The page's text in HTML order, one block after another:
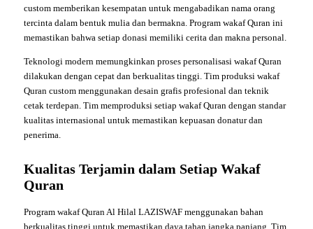
custom memberikan kesempatan untuk mengabadikan nama orang
tercinta dalam bentuk mulia dan bermakna. Program wakaf Quran ini
memastikan bahwa setiap donasi memiliki cerita dan makna personal.
Teknologi modern memungkinkan proses personalisasi wakaf Quran
dilakukan dengan cepat dan berkualitas tinggi. Tim produksi wakaf
Quran custom menggunakan desain grafis profesional dan teknik
cetak terdepan. Tim memproduksi setiap wakaf Quran dengan standar
kualitas internasional untuk memastikan kepuasan donatur dan
penerima.
Kualitas Terjamin dalam Setiap Wakaf
Quran
Program wakaf Quran Al Hilal LAZISWAF menggunakan bahan
berkualitas tinggi untuk memastikan daya tahan jangka panjang. Tim